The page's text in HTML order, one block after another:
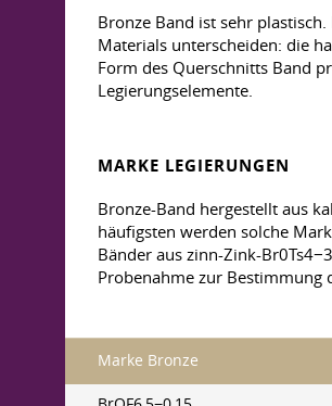
Bronze Band ist sehr
Materials unterscheiden: die
Form des Querschnitts Band
Legierungselemente.
MARKE LEGIERUNGEN
Bronze-Band hergestellt aus
häufigsten werden solche
Bänder aus zinn-Zink-
Probenahme zur Bestimmung
Marke Bronze